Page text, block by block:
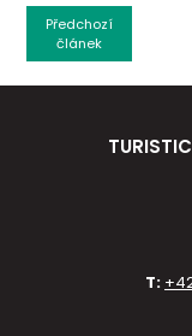
Předchozí
článek
T: